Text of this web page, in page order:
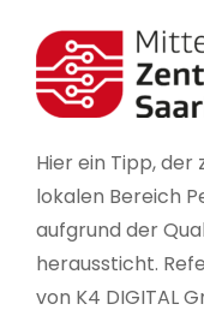
Hier ein Tipp,
lokalen Bereich
aufgrund der
heraussticht.
von K4 DIGITAL